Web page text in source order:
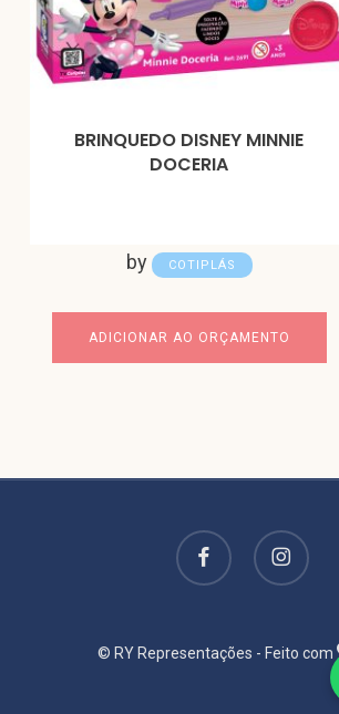
BRINQUEDO DISNEY MINNIE
DOCERIA
by COTIPLÁS
ADICIONAR AO ORÇAMENTO
facebook instagram
© RY Representações - Feito com